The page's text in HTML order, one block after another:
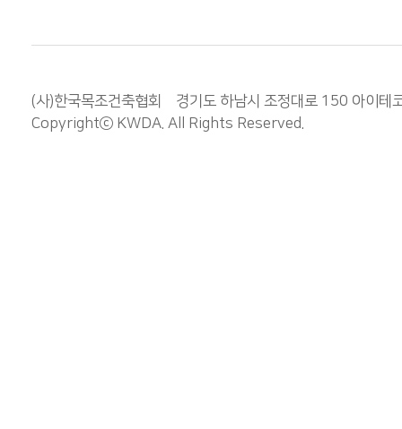
(사)한국목조건축협회 경기도 하남시 조정대로 150 아
Copyrightⓒ KWDA. All Rights Reserved.